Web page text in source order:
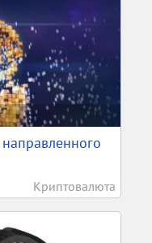
Криптовалюта